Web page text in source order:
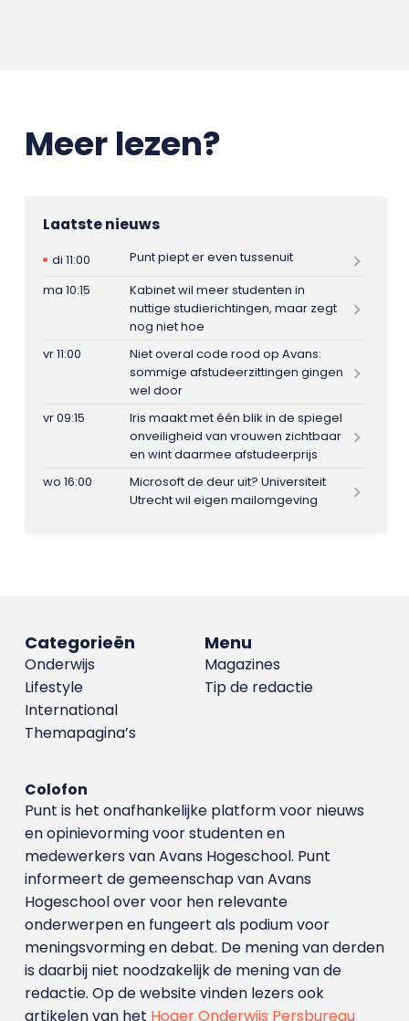
Meer lezen?
Laatste nieuws
di 11:00
Punt piept er even tussenuit
ma 10:15
Kabinet wil meer studenten in
nuttige studierichtingen, maar zegt
nog niet hoe
vr 11:00
Niet overal code rood op Avans:
sommige afstudeerzittingen gingen
wel door
vr 09:15
Iris maakt met één blik in de spiegel
onveiligheid van vrouwen zichtbaar
en wint daarmee afstudeerprijs
wo 16:00
Microsoft de deur uit? Universiteit
Utrecht wil eigen mailomgeving
Menu
Magazines
Tip de redactie
Categorieën
Onderwijs
Lifestyle
International
Themapagina’s
Colofon
Punt is het onafhankelijke platform voor nieuws
en opinievorming voor studenten en
medewerkers van Avans Hoge­school. Punt
informeert de gemeenschap van Avans
Hogeschool over voor hen relevante
onderwerpen en fungeert als podium voor
meningsvorming en debat. De mening van derden
is daarbij niet noodzakelijk de mening van de
redactie. Op de website vinden lezers ook
artikelen van het Hoger Onderwijs Persbureau